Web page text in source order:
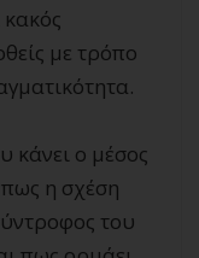
με τρόπο
κάνει ο μέσος
η σχέση
του